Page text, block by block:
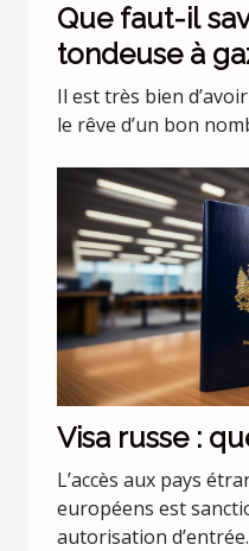
Que faut-il
tondeuse à
batterie 36 v
Il est très bien
le rêve d’un bon
Visa russe :
L’accès aux pays
européens est
autorisation